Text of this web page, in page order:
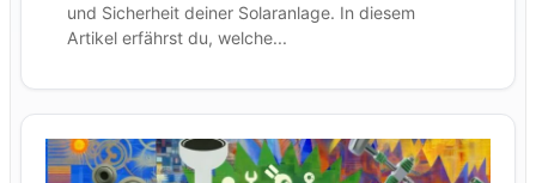
und Sicherheit deiner Solaranlage. In diesem
Artikel erfährst du, welche...